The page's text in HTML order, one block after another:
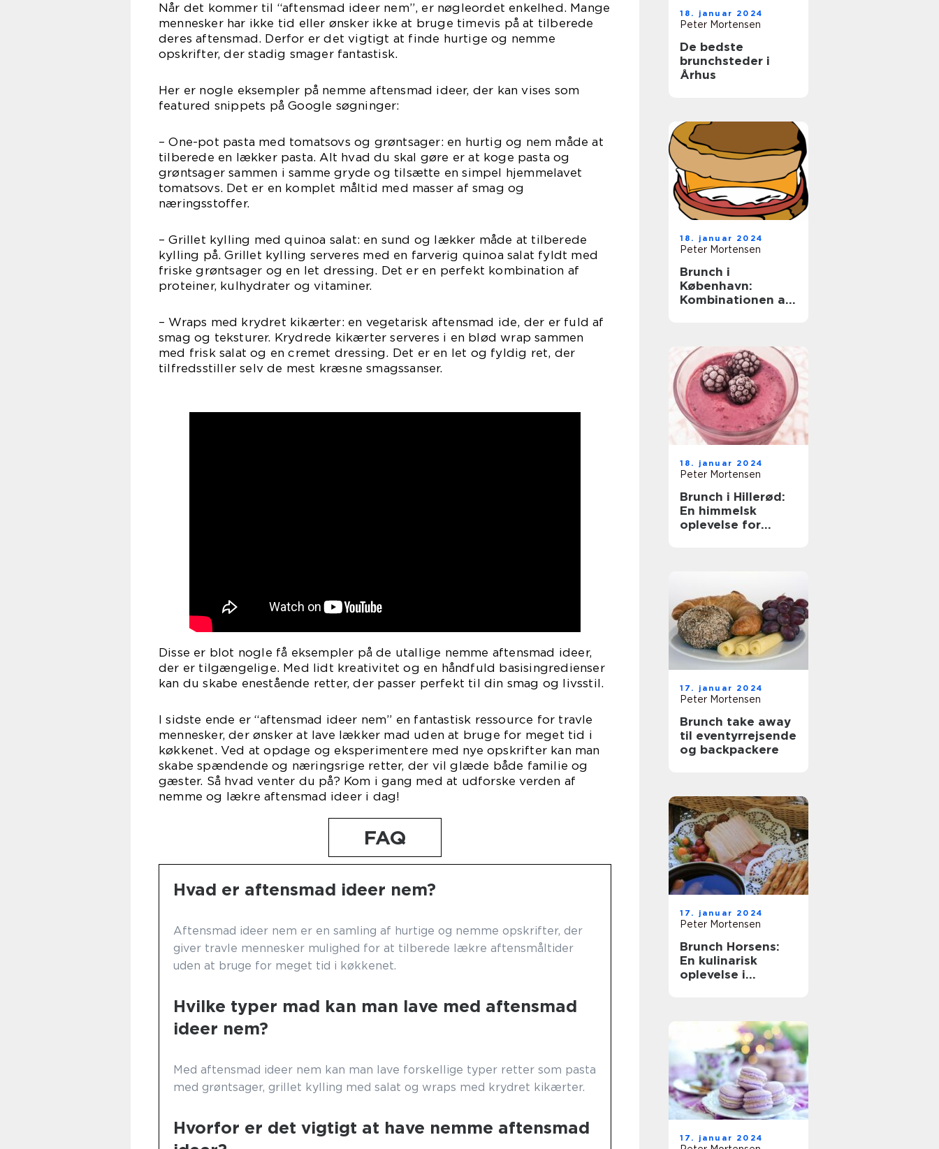
Når det kommer til “aftensmad ideer nem”, er nøgleordet enkelhed. Mange
mennesker har ikke tid eller ønsker ikke at bruge timevis på at tilberede
deres aftensmad. Derfor er det vigtigt at finde hurtige og nemme
opskrifter, der stadig smager fantastisk.
Her er nogle eksempler på nemme aftensmad ideer, der kan vises som
featured snippets på Google søgninger:
– One-pot pasta med tomatsovs og grøntsager: en hurtig og nem måde at
tilberede en lækker pasta. Alt hvad du skal gøre er at koge pasta og
grøntsager sammen i samme gryde og tilsætte en simpel hjemmelavet
tomatsovs. Det er en komplet måltid med masser af smag og
næringsstoffer.
– Grillet kylling med quinoa salat: en sund og lækker måde at tilberede
kylling på. Grillet kylling serveres med en farverig quinoa salat fyldt med
friske grøntsager og en let dressing. Det er en perfekt kombination af
proteiner, kulhydrater og vitaminer.
– Wraps med krydret kikærter: en vegetarisk aftensmad ide, der er fuld af
smag og teksturer. Krydrede kikærter serveres i en blød wrap sammen
med frisk salat og en cremet dressing. Det er en let og fyldig ret, der
tilfredsstiller selv de mest kræsne smagssanser.
Disse er blot nogle få eksempler på de utallige nemme aftensmad ideer,
der er tilgængelige. Med lidt kreativitet og en håndfuld basisingredienser
kan du skabe enestående retter, der passer perfekt til din smag og livsstil.
I sidste ende er “aftensmad ideer nem” en fantastisk ressource for travle
mennesker, der ønsker at lave lækker mad uden at bruge for meget tid i
køkkenet. Ved at opdage og eksperimentere med nye opskrifter kan man
skabe spændende og næringsrige retter, der vil glæde både familie og
gæster. Så hvad venter du på? Kom i gang med at udforske verden af
nemme og lækre aftensmad ideer i dag!
FAQ
Hvad er aftensmad ideer nem?
Aftensmad ideer nem er en samling af hurtige og nemme opskrifter, der
giver travle mennesker mulighed for at tilberede lækre aftensmåltider
uden at bruge for meget tid i køkkenet.
Hvilke typer mad kan man lave med aftensmad
ideer nem?
Med aftensmad ideer nem kan man lave forskellige typer retter som pasta
med grøntsager, grillet kylling med salat og wraps med krydret kikærter.
Hvorfor er det vigtigt at have nemme aftensmad
18. januar 2024
Peter Mortensen
De bedste
brunchsteder i
Århus
18. januar 2024
Peter Mortensen
Brunch i
København:
Kombinationen af
begge verdener –
lækkert,
tilfredsstillende
mad uden en
fastlagt spisetid
18. januar 2024
Peter Mortensen
Brunch i Hillerød:
En himmelsk
oplevelse for
17. januar 2024
Peter Mortensen
Brunch take away
til eventyrrejsende
og backpackere
17. januar 2024
Peter Mortensen
Brunch Horsens:
En kulinarisk
oplevelse i
17. januar 2024